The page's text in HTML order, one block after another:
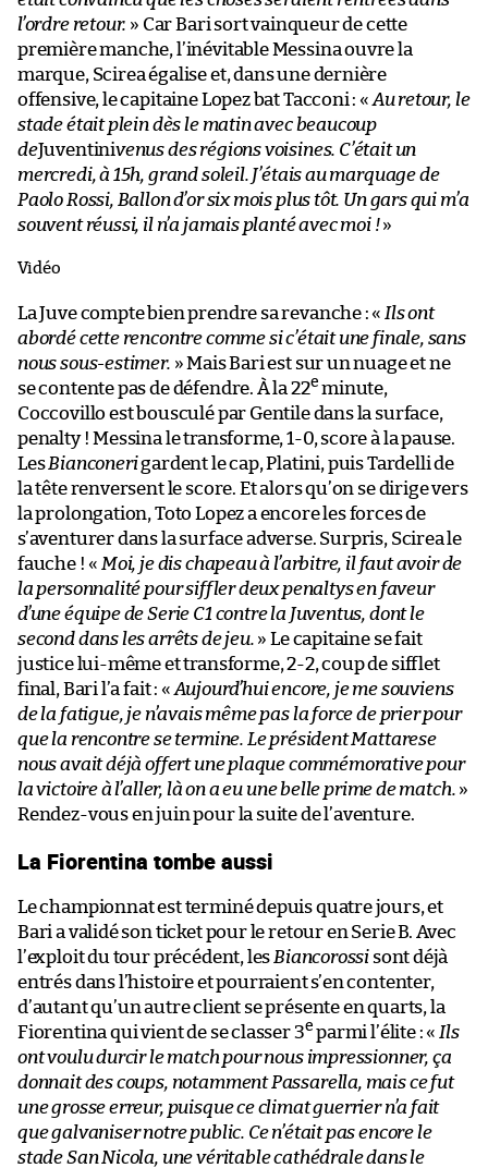
l’ordre retour. » Car Bari sort vainqueur de cette
première manche, l’inévitable Messina ouvre la
marque, Scirea égalise et, dans une dernière
offensive, le capitaine Lopez bat Tacconi : « Au retour, le
stade était plein dès le matin avec beaucoup
deJuventinivenus des régions voisines. C’était un
mercredi, à 15h, grand soleil. J’étais au marquage de
Paolo Rossi, Ballon d’or six mois plus tôt. Un gars qui m’a
souvent réussi, il n’a jamais planté avec moi !»
Vidéo
La Juve compte bien prendre sa revanche : « Ils ont
abordé cette rencontre comme si c’était une finale, sans
nous sous-estimer. » Mais Bari est sur un nuage et ne
se contente pas de défendre. À la 22e minute,
Coccovillo est bousculé par Gentile dans la surface,
penalty ! Messina le transforme, 1-0, score à la pause.
LesBianconerigardent le cap, Platini, puis Tardelli de
la tête renversent le score. Et alors qu’on se dirige vers
la prolongation, Toto Lopez a encore les forces de
s’aventurer dans la surface adverse. Surpris, Scirea le
fauche ! « Moi, je dis chapeau à l’arbitre, il faut avoir de
la personnalité pour siffler deux penaltys en faveur
d’une équipe de Serie C1 contre la Juventus, dont le
second dans les arrêts de jeu. » Le capitaine se fait
justice lui-même et transforme, 2-2, coup de sifflet
final, Bari l’a fait : « Aujourd’hui encore, je me souviens
de la fatigue, je n’avais même pas la force de prier pour
que la rencontre se termine. Le président Mattarese
nous avait déjà offert une plaque commémorative pour
la victoire à l’aller, là on a eu une belle prime de match. »
Rendez-vous en juin pour la suite de l’aventure.
La Fiorentina tombe aussi
Le championnat est terminé depuis quatre jours, et
Bari a validé son ticket pour le retour en Serie B. Avec
l’exploit du tour précédent, les Biancorossi sont déjà
entrés dans l’histoire et pourraient s’en contenter,
d’autant qu’un autre client se présente en quarts, la
Fiorentina qui vient de se classer 3e parmi l’élite : « Ils
ont voulu durcir le match pour nous impressionner, ça
donnait des coups, notamment Passarella, mais ce fut
une grosse erreur, puisque ce climat guerrier n’a fait
que galvaniser notre public. Ce n’était pas encore le
stade San Nicola, une véritable cathédrale dans le